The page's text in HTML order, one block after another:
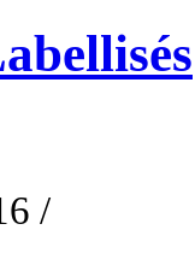
/